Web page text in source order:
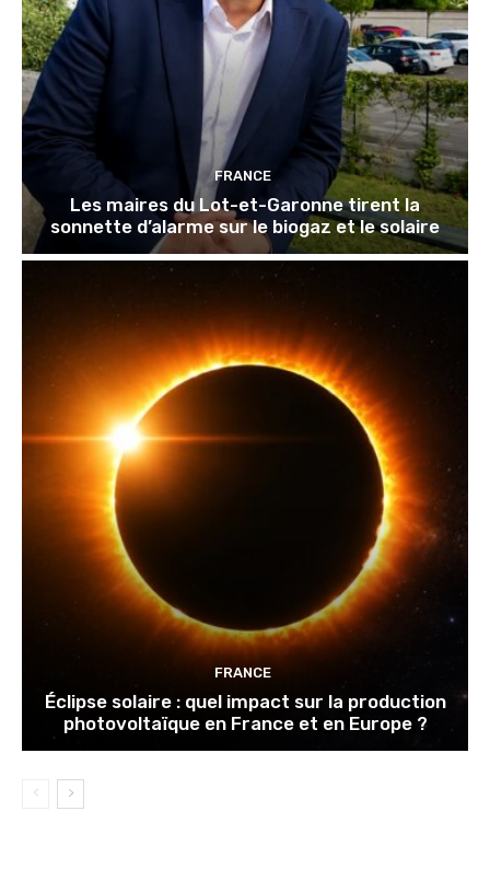
FRANCE
Les maires du Lot-et-Garonne tirent la
sonnette d’alarme sur le biogaz et le solaire
FRANCE
Éclipse solaire : quel impact sur la production
photovoltaïque en France et en Europe ?